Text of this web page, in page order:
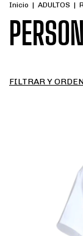
Inicio | ADULTOS |
FILTRAR Y